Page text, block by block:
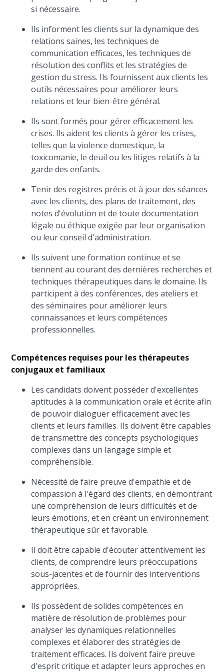
si nécessaire.
Ils informent les clients sur la dynamique des
relations saines, les techniques de
communication efficaces, les techniques de
résolution des conflits et les stratégies de
gestion du stress. Ils fournissent aux clients les
outils nécessaires pour améliorer leurs
relations et leur bien-être général.
Ils sont formés pour gérer efficacement les
crises. Ils aident les clients à gérer les crises,
telles que la violence domestique, la
toxicomanie, le deuil ou les litiges relatifs à la
garde des enfants.
Tenir des registres précis et à jour des séances
avec les clients, des plans de traitement, des
notes d'évolution et de toute documentation
légale ou éthique exigée par leur organisation
ou leur conseil d'administration.
Ils suivent une formation continue et se
tiennent au courant des dernières recherches et
techniques thérapeutiques dans le domaine. Ils
participent à des conférences, des ateliers et
des séminaires pour améliorer leurs
connaissances et leurs compétences
professionnelles.
Compétences requises pour les thérapeutes
conjugaux et familiaux
Les candidats doivent posséder d'excellentes
aptitudes à la communication orale et écrite afin
de pouvoir dialoguer efficacement avec les
clients et leurs familles. Ils doivent être capables
de transmettre des concepts psychologiques
complexes dans un langage simple et
compréhensible.
Nécessité de faire preuve d'empathie et de
compassion à l'égard des clients, en démontrant
une compréhension de leurs difficultés et de
leurs émotions, et en créant un environnement
thérapeutique sûr et favorable.
Il doit être capable d'écouter attentivement les
clients, de comprendre leurs préoccupations
sous-jacentes et de fournir des interventions
appropriées.
Ils possèdent de solides compétences en
matière de résolution de problèmes pour
analyser les dynamiques relationnelles
complexes et élaborer des stratégies de
traitement efficaces. Ils doivent faire preuve
d'esprit critique et adapter leurs approches en